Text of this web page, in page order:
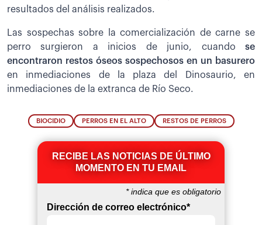
resultados del análisis realizados.
Las sospechas sobre la comercialización de carne se
perro surgieron a inicios de junio, cuando se
encontraron restos óseos sospechosos en un basurero
en inmediaciones de la plaza del Dinosaurio, en
inmediaciones de la extranca de Río Seco.
BIOCIDIO PERROS EN EL ALTO RESTOS DE PERROS
RECIBE LAS NOTICIAS DE ÚLTIMO
MOMENTO EN TU EMAIL
*indica que es obligatorio
Dirección de correo electrónico*